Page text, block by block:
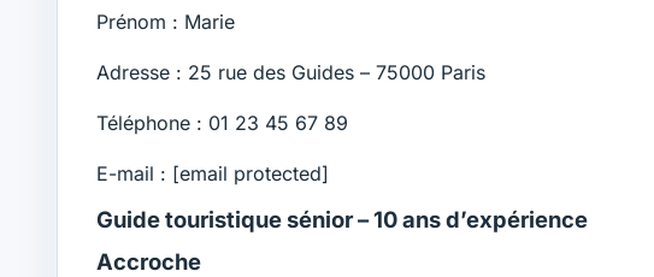
Prénom : Marie
Adresse : 25 rue des Guides – 75000 Paris
Téléphone : 01 23 45 67 89
E-mail : [email protected]
Guide touristique sénior – 10 ans d’expérience
Accroche